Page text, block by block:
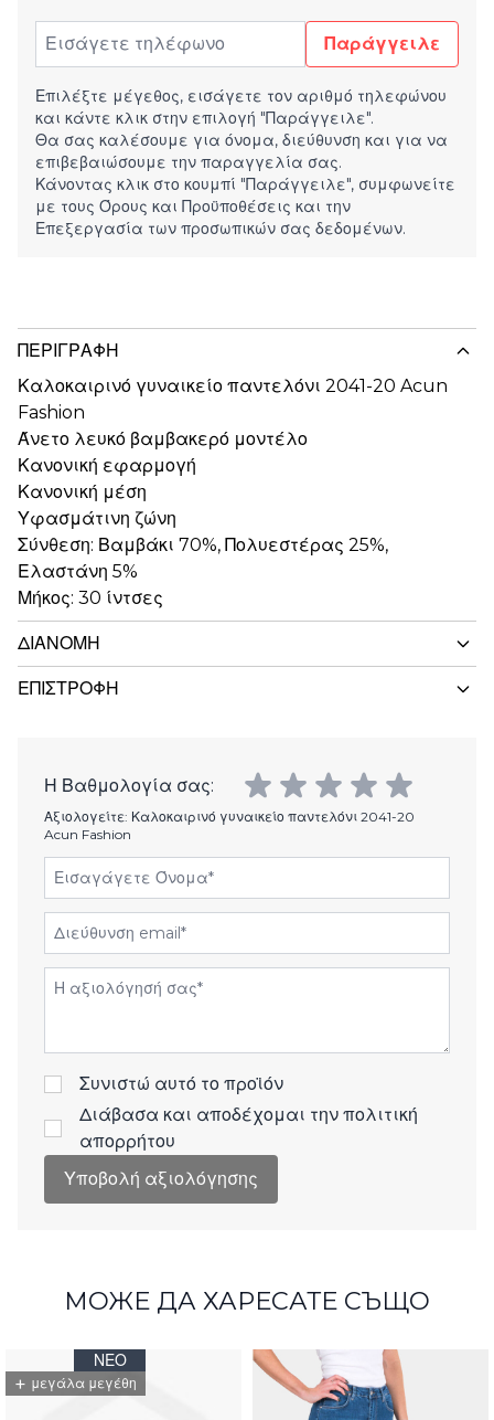
Παράγγειλε
Επιλέξτε μέγεθος, εισάγετε τον αριθμό τηλεφώνου
και κάντε κλικ στην επιλογή "Παράγγειλε".
Θα σας καλέσουμε για όνομα, διεύθυνση και για να
επιβεβαιώσουμε την παραγγελία σας.
Κάνοντας κλικ στο κουμπί "Παράγγειλε", συμφωνείτε
με τους Όρους και Προϋποθέσεις και την
Επεξεργασία των προσωπικών σας δεδομένων.
ΠΕΡΙΓΡΑΦΉ
Καλοκαιρινό γυναικείο παντελόνι 2041-20 Acun
Fashion
Άνετο λευκό βαμβακερό μοντέλο
Κανονική εφαρμογή
Κανονική μέση
Υφασμάτινη ζώνη
Σύνθεση: Βαμβάκι 70%, Πολυεστέρας 25%,
Ελαστάνη 5%
Μήκος: 30 ίντσες
ΔΙΑΝΟΜΉ
ΕΠΙΣΤΡΟΦΉ
Η Βαθμολογία σας:
Αξιολογείτε: Καλοκαιρινό γυναικείο παντελόνι 2041-20
Acun Fashion
Εισαγάγετε Όνομα
Διεύθυνση email
Αξιολόγηση
Συνιστώ αυτό το προϊόν
Διάβασα και αποδέχομαι την πολιτική
απορρήτου
Υποβολή αξιολόγησης
МОЖЕ ДА ХАРЕСАТЕ СЪЩО
ΝΈΟ
+ μεγάλα μεγέθη